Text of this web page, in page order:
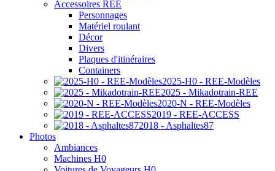
Accessoires REE
Personnages
Matériel roulant
Décor
Divers
Plaques d'itinéraires
Containers
2025-H0 - REE-Modèles
2025 - Mikadotrain-REE
2020-N - REE-Modèles
2019 - REE-ACCESS
2018 - Asphaltes87
Photos
Ambiances
Machines H0